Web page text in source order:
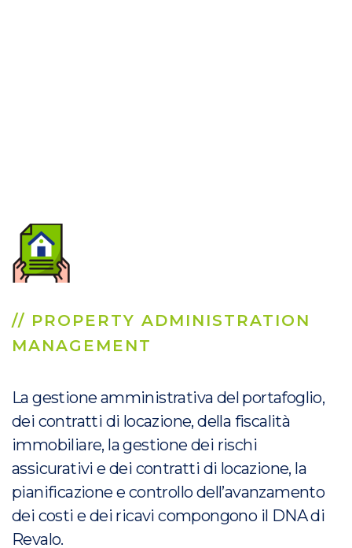
// PROPERTY ADMINISTRATION
MANAGEMENT
La gestione amministrativa del portafoglio,
dei contratti di locazione, della fiscalità
immobiliare, la gestione dei rischi
assicurativi e dei contratti di locazione, la
pianificazione e controllo dell’avanzamento
dei costi e dei ricavi compongono il DNA di
Revalo.